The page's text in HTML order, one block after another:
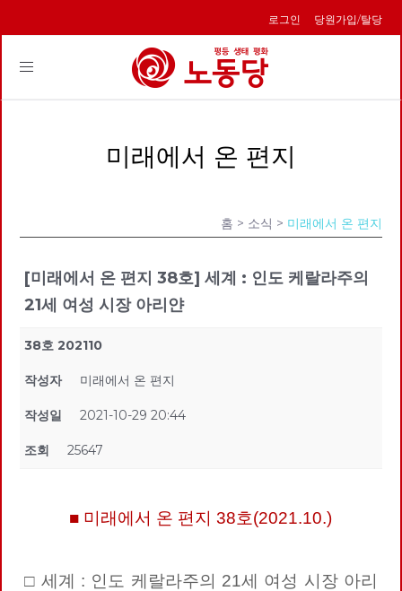
로그인 당원가입/탈당
Toggle
미래에서 온 편지
홈 > 소식 > 미래에서 온 편지
[미래에서 온 편지 38호] 세계 : 인도 케랄라주의
21세 여성 시장 아리얀
38호 202110
작성자 미래에서 온 편지
작성일 2021-10-29 20:44
조회 25647
■ 미래에서 온 편지 38호(2021.10.)
□ 세계 : 인도 케랄라주의 21세 여성 시장 아리